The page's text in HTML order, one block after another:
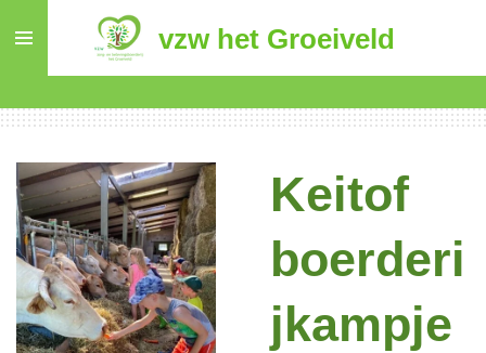
de
vzw het Groeiveld
Keitof
boerderi
jkampje